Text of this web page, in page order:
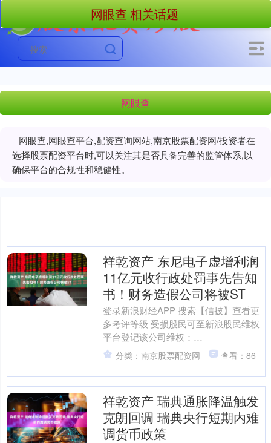
网眼查
网眼查,网眼查平台,配资查询网站,南京股票配资网/投资者在
选择股票配资平台时,可以关注其是否具备完善的监管体系,以
确保平台的合规性和稳健性。
网眼查 相关话题
祥乾资产 东尼电子虚增利润
11亿元收行政处罚事先告知
书！财务造假公司将被ST
登录新浪财经APP 搜索【信披】查看更
多考评等级 受损股民可至新浪股民维权
平台登记该公司维权：
http://wq.finance.sina.com.cn/ 关注....
分类：南京股票配资网 查看：86
祥乾资产 瑞典通胀降温触发
克朗回调 瑞典央行短期内难
调货币政策